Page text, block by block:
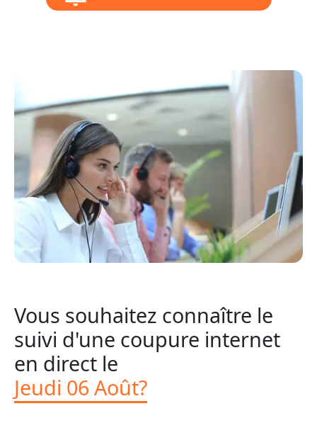
Vous souhaitez connaître le
suivi d'une coupure internet
en direct le
Jeudi 06 Août?